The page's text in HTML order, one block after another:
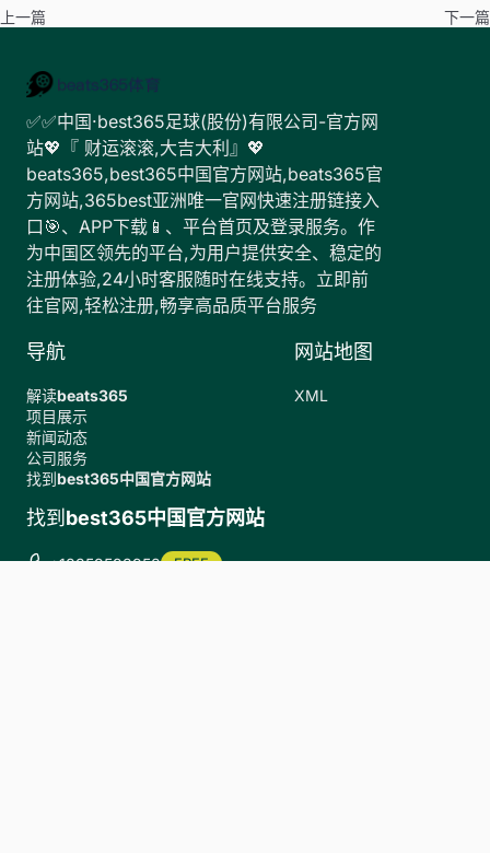
上一篇 下一篇
✅✅中国·best365足球(股份)有限公司-官方网
站💖『 财运滚滚,大吉大利』💖
beats365,best365中国官方网站,beats365官
方网站,365best亚洲唯一官网快速注册链接入
口🎯、APP下载📱、平台首页及登录服务。作
为中国区领先的平台,为用户提供安全、稳定的
注册体验,24小时客服随时在线支持。立即前
往官网,轻松注册,畅享高品质平台服务
导航
解读beats365
项目展示
新闻动态
公司服务
找到best365中国官方网站
网站地图
XML
找到 best365中国官方网站
+18359593958 FREE